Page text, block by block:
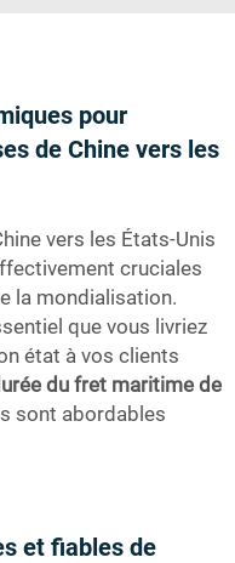
pour
de Chine vers les
vers les États-Unis
cruciales
la mondialisation.
que vous livriez
état à vos clients
du fret maritime de
sont abordables
et fiables de